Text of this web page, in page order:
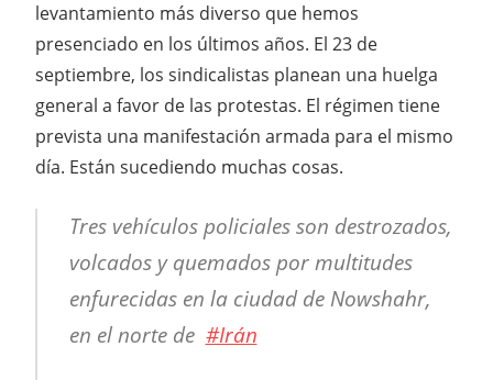
levantamiento más diverso que hemos
presenciado en los últimos años. El 23 de
septiembre, los sindicalistas planean una huelga
general a favor de las protestas. El régimen tiene
prevista una manifestación armada para el mismo
día. Están sucediendo muchas cosas.
Tres vehículos policiales son destrozados,
volcados y quemados por multitudes
enfurecidas en la ciudad de Nowshahr,
en el norte de #Irán